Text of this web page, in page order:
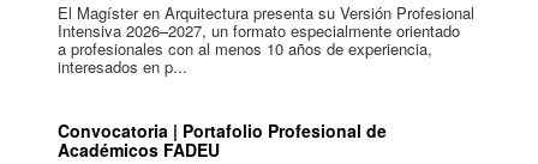
El Magíster en Arquitectura presenta su Versión Profesional
Intensiva 2026–2027, un formato especialmente orientado
a profesionales con al menos 10 años de experiencia,
interesados en p...
Convocatoria | Portafolio Profesional de
Académicos FADEU